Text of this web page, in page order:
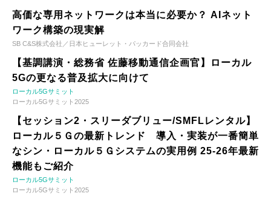
高価な専用ネットワークは本当に必要か？ AIネット
ワーク構築の現実解
SB C&S株式会社／日本ヒューレット・パッカード合同会社
【基調講演・総務省 佐藤移動通信企画官】ローカル
5Gの更なる普及拡大に向けて
ローカル5Gサミット
ローカル5Gサミット2025
【セッション2・スリーダブリュー/SMFLレンタル】
ローカル５Ｇの最新トレンド 導入・実装が一番簡単
なシン・ローカル５Ｇシステムの実用例 25-26年最新
機能もご紹介
ローカル5Gサミット
ローカル5Gサミット2025